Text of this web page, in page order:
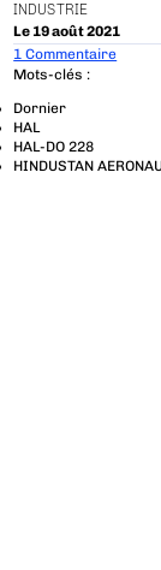
INDUSTRIE
Le 19 août 2021
1 Commentaire
Mots-clés :
Dornier
HAL
HAL-DO 228
HINDUSTAN